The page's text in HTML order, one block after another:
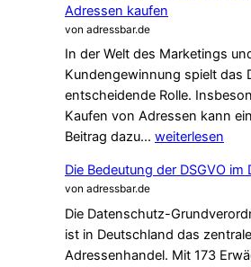
Adressen kaufen
von adressbar.de
In der Welt des Marketings
Kundengewinnung spielt das
entscheidende Rolle.
Kaufen von Adressen kann
Beitrag dazu… Direktmailing:
Kunst
Werbung
durch
Adressen
weiterlesen
Die Bedeutung der DSGVO im
von adressbar.de
Die Datenschutz-
ist in Deutschland das
Adressenhandel. Mit 173